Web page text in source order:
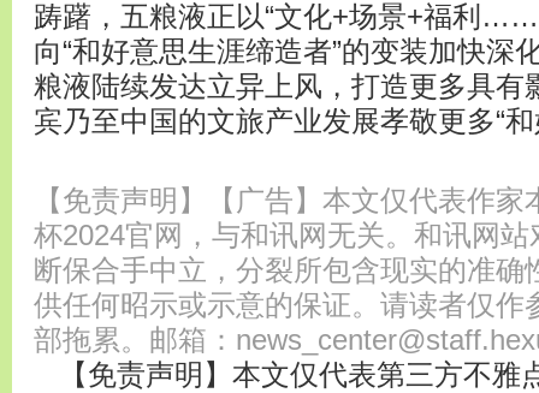
踌躇，五粮液正以“文化+场景+福利
向“和好意思生涯缔造者”的变装加快深
粮液陆续发达立异上风，打造更多具有
宾乃至中国的文旅产业发展孝敬更多“
【免责声明】【广告】本文仅代表作
杯2024官网，与和讯网无关。和讯网
断保合手中立，分裂所包含现实的准确
供任何昭示或示意的保证。请读者仅作
部拖累。邮箱：
【免责声明】本文仅代表第三方不雅